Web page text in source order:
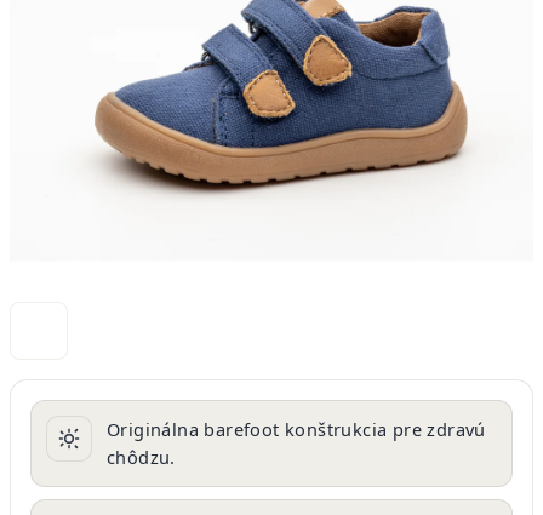
Originálna barefoot konštrukcia pre zdravú
chôdzu.